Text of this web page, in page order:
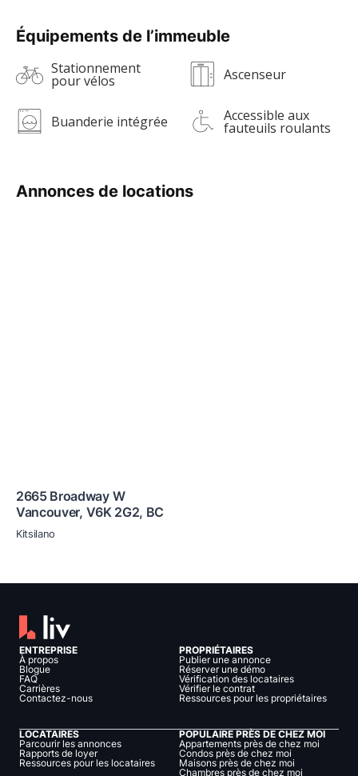
Équipements de l’immeuble
Stationnement
pour vélos Ascenseur
Buanderie intégrée Accessible aux
fauteuils roulants
Annonces de locations
2665 Broadway W
Vancouver, V6K 2G2, BC
Kitsilano
ENTREPRISE
À propos
Blogue
FAQ
Carrières
Contactez-nous
PROPRIÉTAIRES
Publier une annonce
Réserver une démo
Vérification des locataires
Vérifier le contrat
Ressources pour les propriétaires
LOCATAIRES
Parcourir les annonces
Rapports de loyer
Ressources pour les locataires
POPULAIRE PRÈS DE CHEZ MOI
Appartements près de chez moi
Condos près de chez moi
Maisons près de chez moi
Chambres près de chez moi